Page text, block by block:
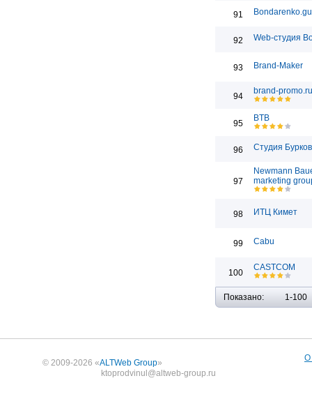
91
92 Web-студия
93 Brand-Maker
94
brand-promo.ru
95
BTB
96 Студия
97
Newmann
marketing
98 ИТЦ Кимет
99 Cabu
100
CASTCOM
Показано: 1-100
© 2009-2026 «ALTWeb Group»
ktoprodvinul@altweb-group.ru
О